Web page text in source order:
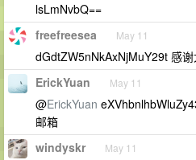
lsLmNvbQ==
freefreesea May 11
dGdtZW5nNkAxNjMuY29t 感
ErickYuan May 11
@ErickYuan
邮箱
windyskr May 11